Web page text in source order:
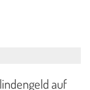
auf